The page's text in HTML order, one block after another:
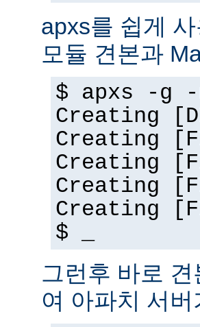
apxs를 쉽게
모듈 견본과
$ apxs -g
Creating
Creating
Creating
Creating
Creating
$ _
그런후 바로
여 아파치 서